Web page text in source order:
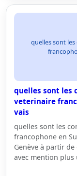
quelles sont
quelles sont les
veterinaire
vais
quelles sont les
francophone en
Genève à partir
avec mention plus